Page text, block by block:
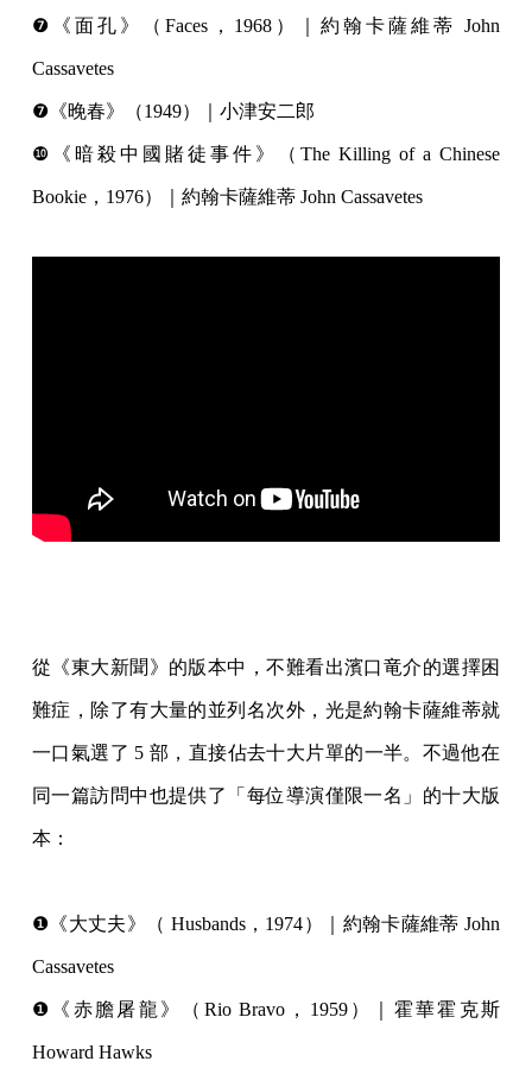
❼《面孔》（Faces，1968）｜約翰卡薩維蒂 John
Cassavetes
❼《晚春》（1949）｜小津安二郎
❿《暗殺中國賭徒事件》（The Killing of a Chinese
Bookie，1976）｜約翰卡薩維蒂 John Cassavetes
從《東大新聞》的版本中，不難看出濱口竜介的選擇困
難症，除了有大量的並列名次外，光是約翰卡薩維蒂就
一口氣選了 5 部，直接佔去十大片單的一半。不過他在
同一篇訪問中也提供了「每位導演僅限一名」的十大版
本：⠀
❶《大丈夫》（ Husbands，1974）｜約翰卡薩維蒂 John
Cassavetes
❶《赤膽屠龍》（Rio Bravo，1959）｜霍華霍克斯
Howard Hawks